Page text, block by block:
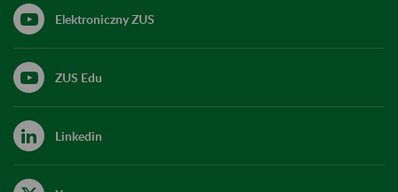
Elektroniczny ZUS
ZUS Edu
Linkedin